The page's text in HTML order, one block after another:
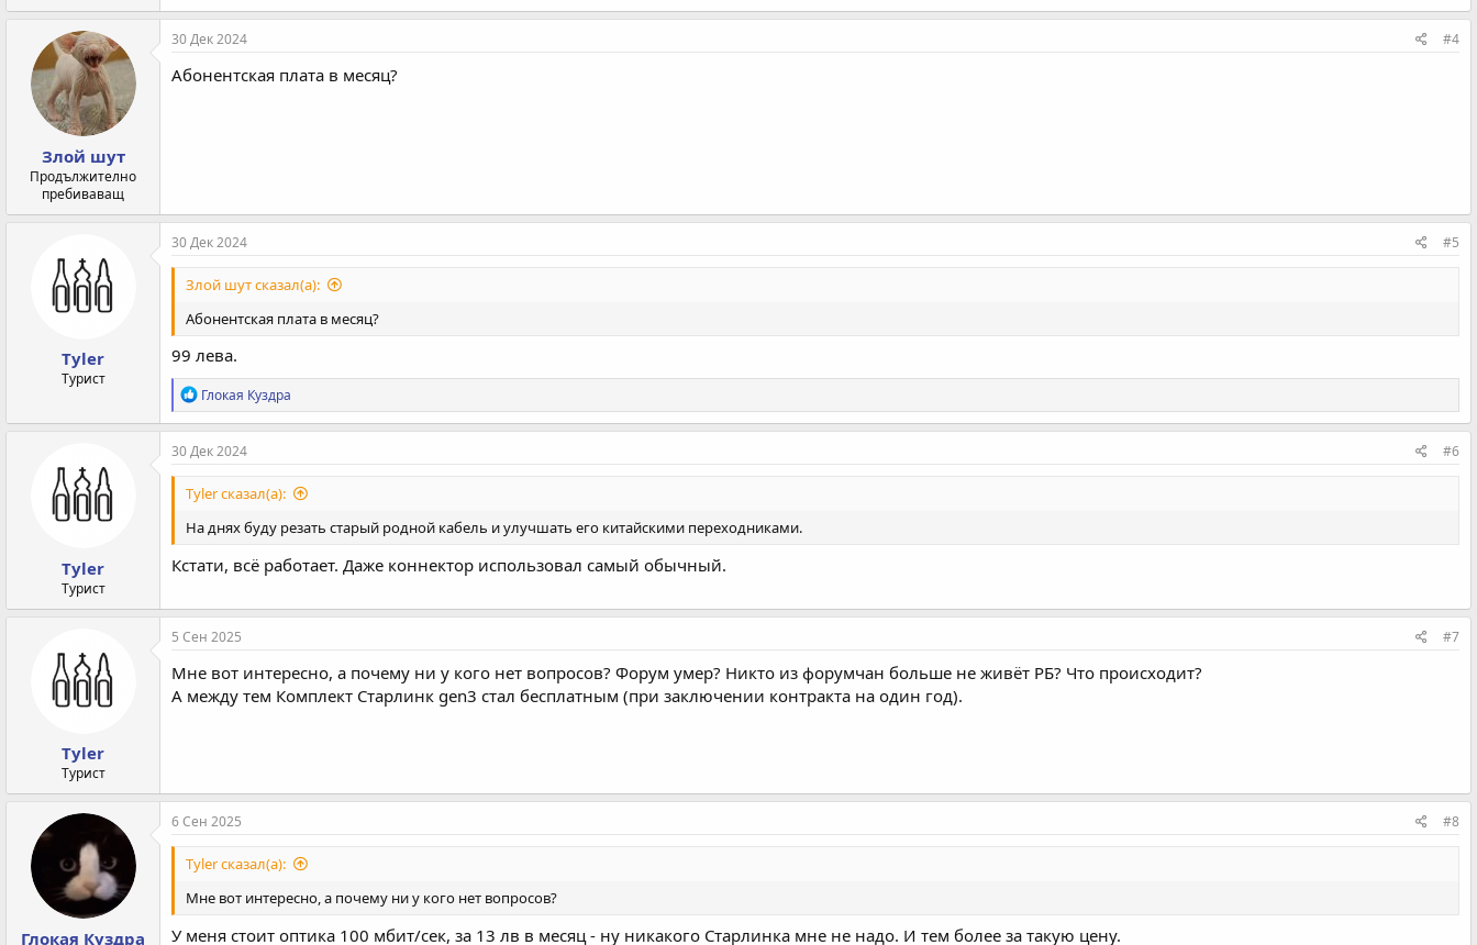
Злой шут
Продължително
пребиваващ
30 Дек 2024 #4
Абонентская плата в месяц?
Tyler
Турист
30 Дек 2024 #5
Злой шут сказал(а):
Абонентская плата в месяц?
99 лева.
Р
е
а
к
и
Глокая Куздра
Tyler
Турист
30 Дек 2024 #6
Tyler сказал(а):
На днях буду резать старый родной кабель и улучшать его китайскими переходниками.
Кстати, всё работает. Даже коннектор использовал самый обычный.
Tyler
Турист
5 Сен 2025 #7
Мне вот интересно, а почему ни у кого нет вопросов? Форум умер? Никто из форумчан больше не живёт РБ? Что происходит?
А между тем Комплект Старлинк gen3 стал бесплатным (при заключении контракта на один год).
Глокая Куздра
6 Сен 2025 #8
Tyler сказал(а):
Мне вот интересно, а почему ни у кого нет вопросов?
У меня стоит оптика 100 мбит/сек, за 13 лв в месяц - ну никакого Старлинка мне не надо. И тем более за такую цену.